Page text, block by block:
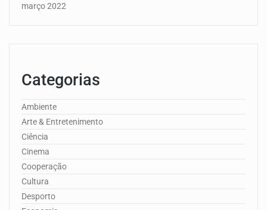
março 2022
Categorias
Ambiente
Arte & Entretenimento
Ciência
Cinema
Cooperação
Cultura
Desporto